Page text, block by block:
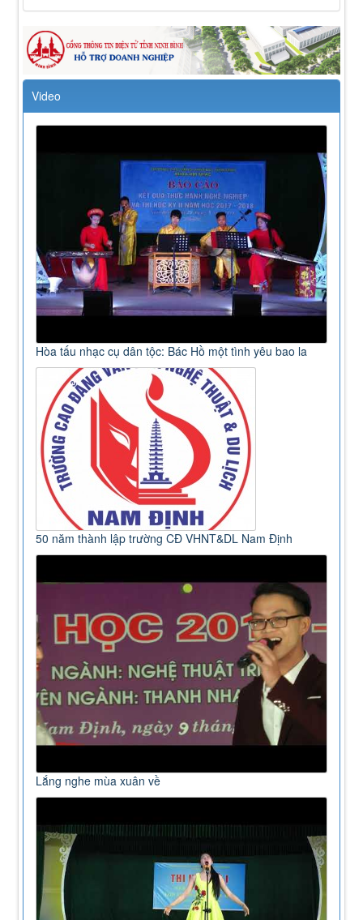
Video
Hòa tấu nhạc cụ dân tộc: Bác Hồ một tình yêu bao la
50 năm thành lập trường CĐ VHNT&DL Nam Định
Lắng nghe mùa xuân về